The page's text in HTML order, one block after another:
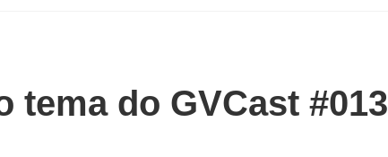
tema do GVCast #013